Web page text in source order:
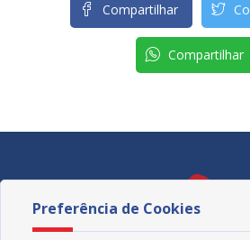
Compartilhar
Compartilhar
Preferência de Cookies